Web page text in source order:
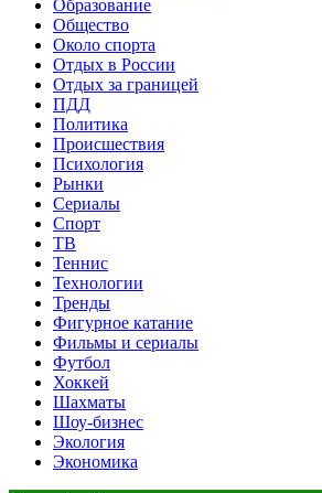
Образование
Общество
Около спорта
Отдых в России
Отдых за границей
ПДД
Политика
Происшествия
Психология
Рынки
Сериалы
Спорт
ТВ
Теннис
Технологии
Тренды
Фигурное катание
Фильмы и сериалы
Футбол
Хоккей
Шахматы
Шоу-бизнес
Экология
Экономика